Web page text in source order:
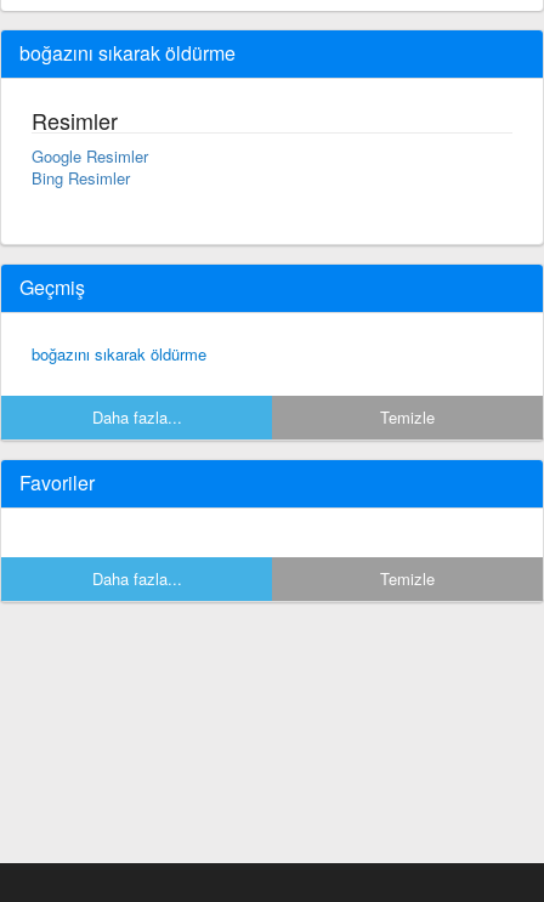
boğazını sıkarak öldürme
Resimler
Google Resimler
Bing Resimler
Geçmiş
boğazını sıkarak öldürme
Daha fazla... Temizle
Favoriler
Daha fazla... Temizle